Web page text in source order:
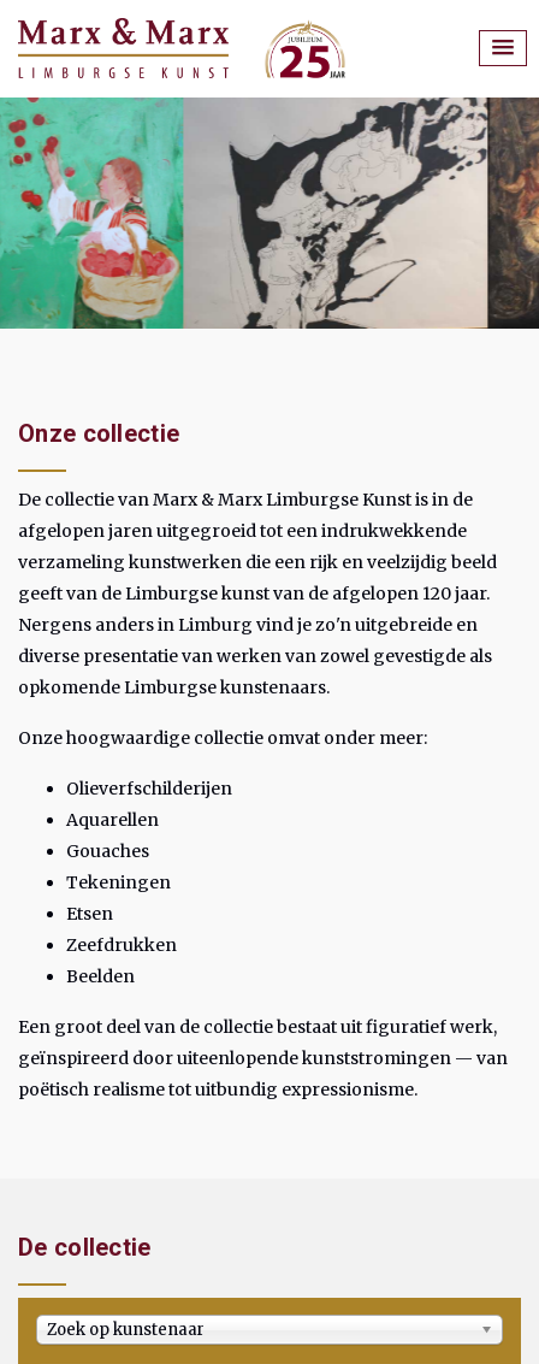
Onze collectie
De collectie van Marx & Marx Limburgse Kunst is in de
afgelopen jaren uitgegroeid tot een indrukwekkende
verzameling kunstwerken die een rijk en veelzijdig beeld
geeft van de Limburgse kunst van de afgelopen 120 jaar.
Nergens anders in Limburg vind je zo'n uitgebreide en
diverse presentatie van werken van zowel gevestigde als
opkomende Limburgse kunstenaars.
Onze hoogwaardige collectie omvat onder meer:
Olieverfschilderijen
Aquarellen
Gouaches
Tekeningen
Etsen
Zeefdrukken
Beelden
Een groot deel van de collectie bestaat uit figuratief werk,
geïnspireerd door uiteenlopende kunststromingen — van
poëtisch realisme tot uitbundig expressionisme.
De collectie
Zoek op kunstenaar